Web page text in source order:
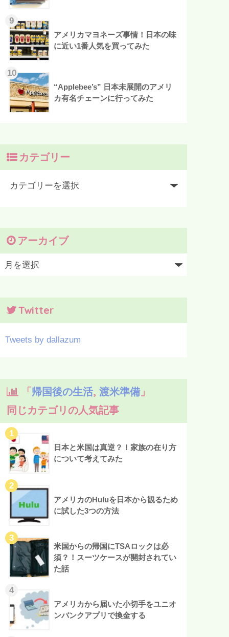
アメリカマヨネーズ事情！日本の味
に近い1番人気を買ってみた
“Applebee’s” 日本未展開のアメリ
カ有名チェーンに行ってみた
カテゴリー
アーカイブ
Twitter
Tweets by dallazum
「帰国後の生活,渡米準備 」
同じカテゴリの人気記事
日本と米国は真逆？！家族の在り方
について考えてみた
アメリカのHuluを日本から観るため
に試した3つの方法
米国からの帰国にTSAロックは必
須？！スーツケースが開封されてい
た話
アメリカから届いた小切手をユニオ
ンバンクアプリで換金する